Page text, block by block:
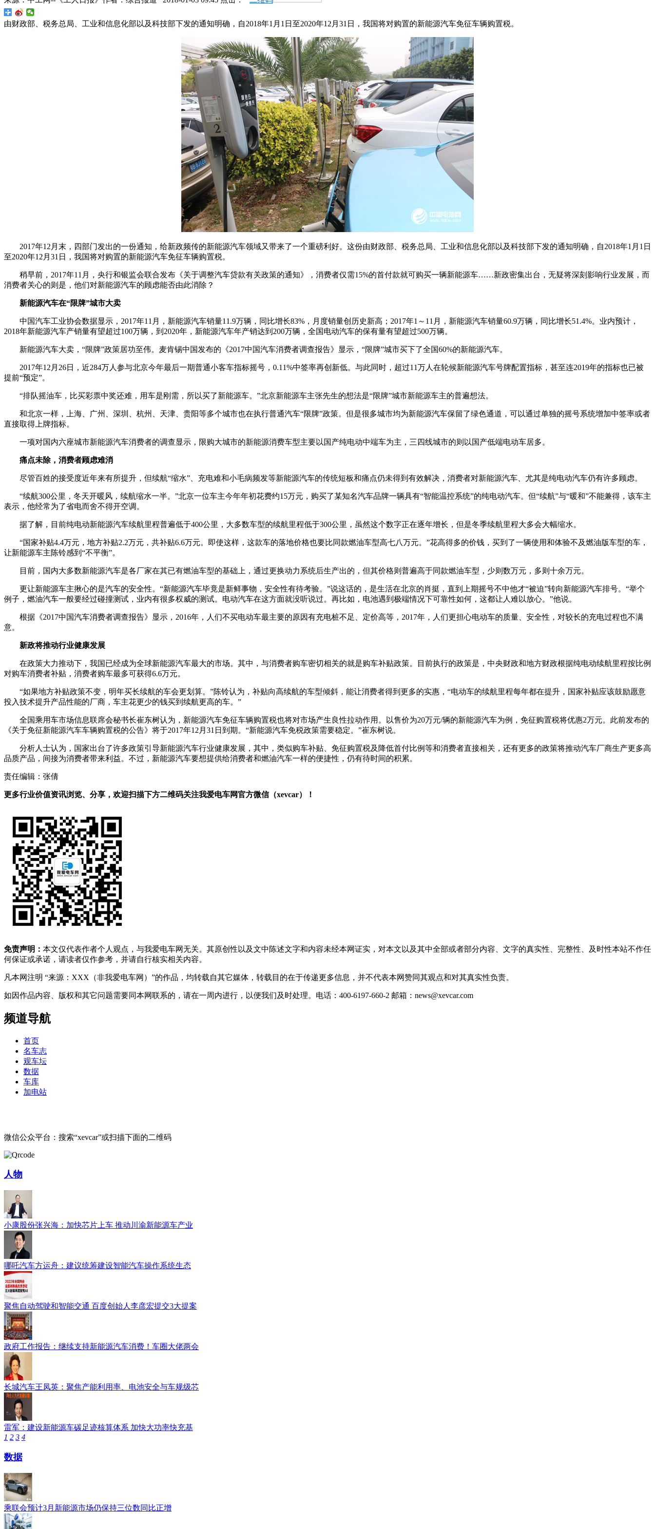
由财政部、税务总局、工业和信息化部以及科技部下发的通知明确，自2018年1月1日至2020年12月31日，我国将对购置的新能源汽车免征车辆购置税。
2017年12月末，四部门发出的一份通知，给新政频传的新能源汽车领域又带来了一个重磅利好。这份由财政部、税务总局、工业和信息化部以及科技部下发的通知明确，自2018年1月1日
至2020年12月31日，我国将对购置的新能源汽车免征车辆购置税。
稍早前，2017年11月，央行和银监会联合发布《关于调整汽车贷款有关政策的通知》，消费者仅需15%的首付款就可购买一辆新能源车……新政密集出台，无疑将深刻影响行业发展，而
消费者关心的则是，他们对新能源汽车的顾虑能否由此消除？
新能源汽车在“限牌”城市大卖
中国汽车工业协会数据显示，2017年11月，新能源汽车销量11.9万辆，同比增长83%，月度销量创历史新高；2017年1～11月，新能源汽车销量60.9万辆，同比增长51.4%。业内预计，
2018年新能源汽车产销量有望超过100万辆，到2020年，新能源汽车年产销达到200万辆，全国电动汽车的保有量有望超过500万辆。
新能源汽车大卖，“限牌”政策居功至伟。麦肯锡中国发布的《2017中国汽车消费者调查报告》显示，“限牌”城市买下了全国60%的新能源汽车。
2017年12月26日，近284万人参与北京今年最后一期普通小客车指标摇号，0.11%中签率再创新低。与此同时，超过11万人在轮候新能源汽车号牌配置指标，甚至连2019年的指标也已被
提前“预定”。
“排队摇油车，比买彩票中奖还难，用车是刚需，所以买了新能源车。”北京新能源车主张先生的想法是“限牌”城市新能源车主的普遍想法。
和北京一样，上海、广州、深圳、杭州、天津、贵阳等多个城市也在执行普通汽车“限牌”政策。但是很多城市均为新能源汽车保留了绿色通道，可以通过单独的摇号系统增加中签率或者
直接取得上牌指标。
一项对国内六座城市新能源汽车消费者的调查显示，限购大城市的新能源消费车型主要以国产纯电动中端车为主，三四线城市的则以国产低端电动车居多。
痛点未除，消费者顾虑难消
尽管百姓的接受度近年来有所提升，但续航“缩水”、充电难和小毛病频发等新能源汽车的传统短板和痛点仍未得到有效解决，消费者对新能源汽车、尤其是纯电动汽车仍有许多顾虑。
“续航300公里，冬天开暖风，续航缩水一半。”北京一位车主今年年初花费约15万元，购买了某知名汽车品牌一辆具有“智能温控系统”的纯电动汽车。但“续航”与“暖和”不能兼得，该车主
表示，他经常为了省电而舍不得开空调。
据了解，目前纯电动新能源汽车续航里程普遍低于400公里，大多数车型的续航里程低于300公里，虽然这个数字正在逐年增长，但是冬季续航里程大多会大幅缩水。
“国家补贴4.4万元，地方补贴2.2万元，共补贴6.6万元。即使这样，这款车的落地价格也要比同款燃油车型高七八万元。”花高得多的价钱，买到了一辆使用和体验不及燃油版车型的车，
让新能源车主陈铃感到“不平衡”。
目前，国内大多数新能源汽车是各厂家在其已有燃油车型的基础上，通过更换动力系统后生产出的，但其价格则普遍高于同款燃油车型，少则数万元，多则十余万元。
更让新能源车主揪心的是汽车的安全性。“新能源汽车毕竟是新鲜事物，安全性有待考验。”说这话的，是生活在北京的肖挺，直到上期摇号不中他才“被迫”转向新能源汽车排号。“举个
例子，燃油汽车一般要经过碰撞测试，业内有很多权威的测试。电动汽车在这方面就没听说过。再比如，电池遇到极端情况下可靠性如何，这都让人难以放心。”他说。
根据《2017中国汽车消费者调查报告》显示，2016年，人们不买电动车最主要的原因有充电桩不足、定价高等，2017年，人们更担心电动车的质量、安全性，对较长的充电过程也不满
意。
新政将推动行业健康发展
在政策大力推动下，我国已经成为全球新能源汽车最大的市场。其中，与消费者购车密切相关的就是购车补贴政策。目前执行的政策是，中央财政和地方财政根据纯电动续航里程按比例
对购车消费者补贴，消费者购车最多可获得6.6万元。
“如果地方补贴政策不变，明年买长续航的车会更划算。”陈铃认为，补贴向高续航的车型倾斜，能让消费者得到更多的实惠，“电动车的续航里程每年都在提升，国家补贴应该鼓励愿意
投入技术提升产品性能的厂商，车主花更少的钱买到续航更高的车。”
全国乘用车市场信息联席会秘书长崔东树认为，新能源汽车免征车辆购置税也将对市场产生良性拉动作用。以售价为20万元/辆的新能源汽车为例，免征购置税将优惠2万元。此前发布的
《关于免征新能源汽车车辆购置税的公告》将于2017年12月31日到期。“新能源汽车免税政策需要稳定。”崔东树说。
分析人士认为，国家出台了许多政策引导新能源汽车行业健康发展，其中，类似购车补贴、免征购置税及降低首付比例等和消费者直接相关，还有更多的政策将推动汽车厂商生产更多高
品质产品，间接为消费者带来利益。不过，新能源汽车要想提供给消费者和燃油汽车一样的便捷性，仍有待时间的积累。
责任编辑：张倩
更多行业价值资讯浏览、分享，欢迎扫描下方二维码关注我爱电车网官方微信（xevcar）！
免责声明： 本文仅代表作者个人观点，与我爱电车网无关。其原创性以及文中陈述文字和内容未经本网证实，对本文以及其中全部或者部分内容、文字的真实性、完整性、及时性本站不作任
何保证或承诺，请读者仅作参考，并请自行核实相关内容。
凡本网注明 “来源：XXX（非我爱电车网）”的作品，均转载自其它媒体，转载目的在于传递更多信息，并不代表本网赞同其观点和对其真实性负责。
如因作品内容、版权和其它问题需要同本网联系的，请在一周内进行，以便我们及时处理。电话：400-6197-660-2 邮箱：news@xevcar.com
频道导航
首页
名车志
观车坛
数据
车库
加电站
微信公众平台：搜索“xevcar”或扫描下面的二维码
人物
小康股份张兴海：加快芯片上车 推动川渝新能源车产业
哪吒汽车方运舟：建议统筹建设智能汽车操作系统生态
聚焦自动驾驶和智能交通 百度创始人李彦宏提交3大提案
政府工作报告：继续支持新能源汽车消费！车圈大佬两会
长城汽车王凤英：聚焦产能利用率、电池安全与车规级芯
雷军：建设新能源车碳足迹核算体系 加快大功率快充基
1 2 3 4
数据
乘联会预计3月新能源市场仍保持三位数同比正增